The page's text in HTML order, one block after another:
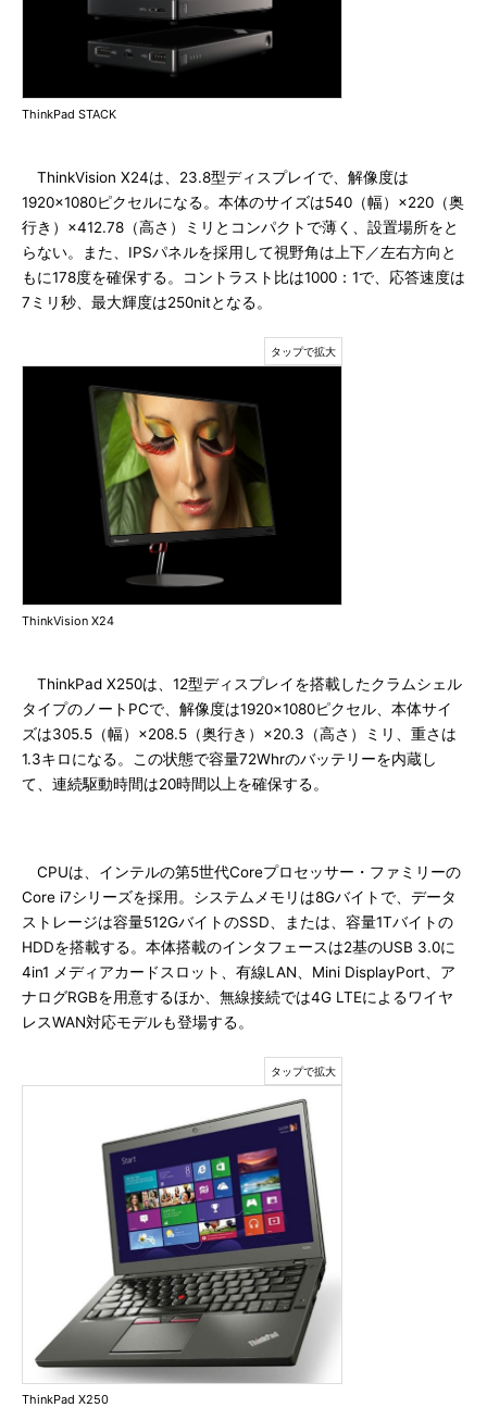
ThinkPad STACK
ThinkVision X24は、23.8型ディスプレイで、解像度は
1920×1080ピクセルになる。本体のサイズは540（幅）×220（奥
行き）×412.78（高さ）ミリとコンパクトで薄く、設置場所をと
らない。また、IPSパネルを採用して視野角は上下／左右方向と
もに178度を確保する。コントラスト比は1000：1で、応答速度は
7ミリ秒、最大輝度は250nitとなる。
ThinkVision X24
ThinkPad X250は、12型ディスプレイを搭載したクラムシェル
タイプのノートPCで、解像度は1920×1080ピクセル、本体サイ
ズは305.5（幅）×208.5（奥行き）×20.3（高さ）ミリ、重さは
1.3キロになる。この状態で容量72Whrのバッテリーを内蔵し
て、連続駆動時間は20時間以上を確保する。
CPUは、インテルの第5世代Coreプロセッサー・ファミリーの
Core i7シリーズを採用。システムメモリは8Gバイトで、データ
ストレージは容量512GバイトのSSD、または、容量1Tバイトの
HDDを搭載する。本体搭載のインタフェースは2基のUSB 3.0に
4in1 メディアカードスロット、有線LAN、Mini DisplayPort、ア
ナログRGBを用意するほか、無線接続では4G LTEによるワイヤ
レスWAN対応モデルも登場する。
ThinkPad X250